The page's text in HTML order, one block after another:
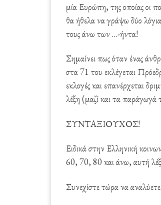
μία Ευρώπη, της οποίας οι
θα ήθελα να γράψω δύο
τους άνω των …-ήντα!
Σημαίνει πως όταν ένας
στα 71 του εκλέγεται
εκλογές και επανέρχεται
λέξη (μαζί και τα παράγωγά
ΣΥΝΤΑΞΙΟΥΧΟΣ!
Ειδικά στην Ελληνική
60, 70, 80 και άνω, αυτή
Συνεχίστε τώρα να